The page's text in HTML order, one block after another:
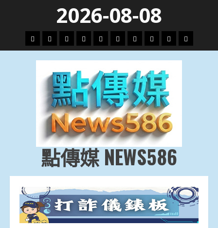
content
2026-08-08
頭
條
財
經
地
方.
會
文
教.
技
專
題
娛
樂
劇
政
治
國
際
運
動
生
活
點傳媒 NEWS586